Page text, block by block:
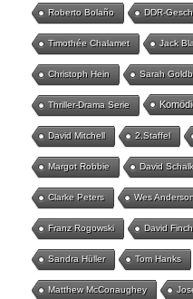
Roberto Bolaño DDR-
Timothée Chalamet Jack
Christoph Hein Sarah
Thriller-Drama Serie
David Mitchell 2.Staffel
Margot Robbie David
Clarke Peters Wes
Franz Rogowski David
Sandra Hüller Tom Hanks
Matthew McConaughey